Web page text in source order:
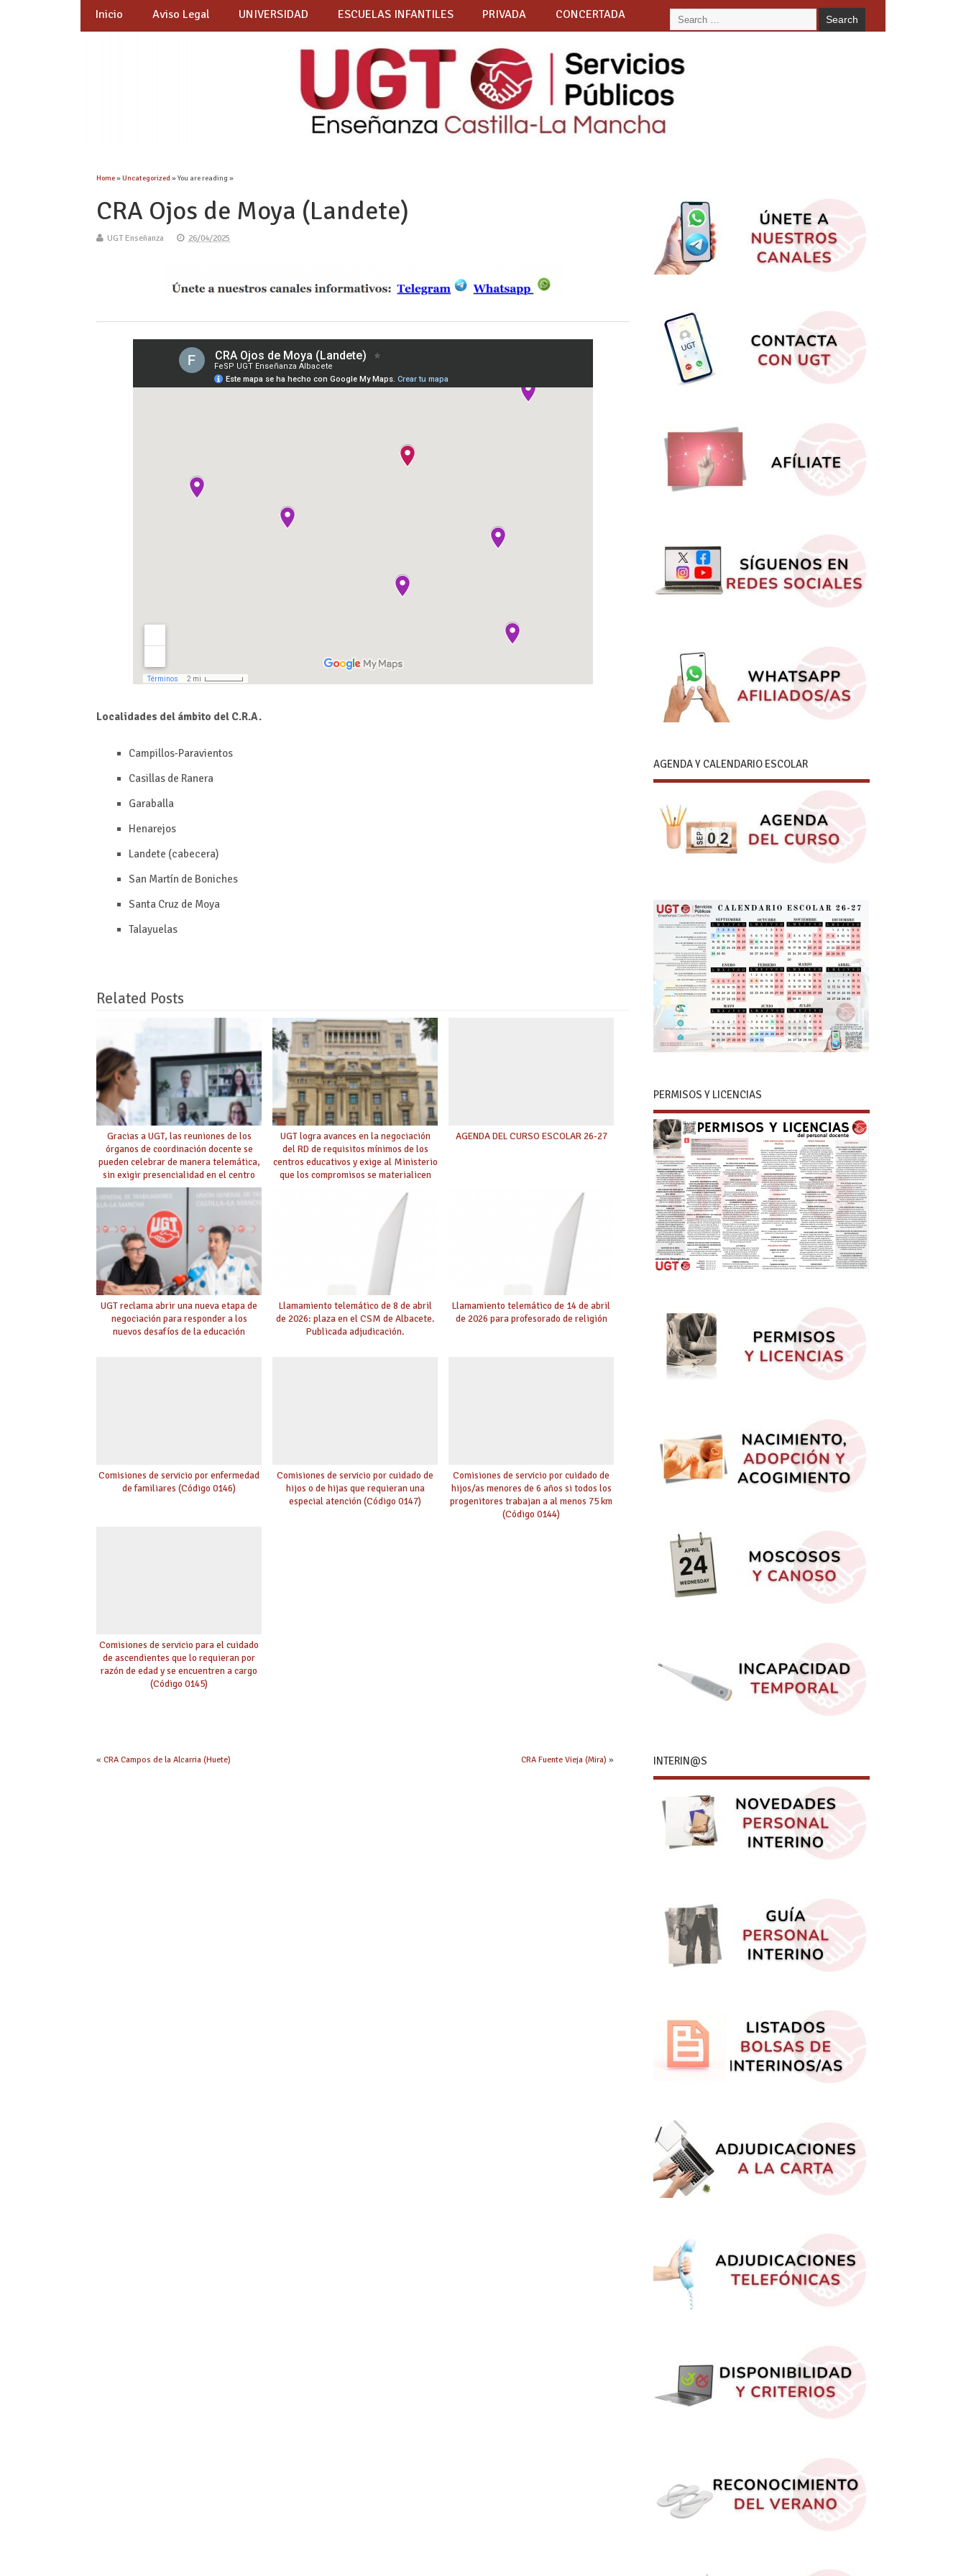
Inicio Aviso Legal UNIVERSIDAD ESCUELAS INFANTILES PRIVADA CONCERTADA
Home»Uncategorized » You are reading »
CRA Ojos de Moya (Landete)
UGT Enseñanza 26/04/2025
Localidades del ámbito del C.R.A.
Campillos-Paravientos
Casillas de Ranera
Garaballa
Henarejos
Landete (cabecera)
San Martín de Boniches
Santa Cruz de Moya
Talayuelas
Related Posts
Gracias a UGT, las reuniones de los
órganos de coordinación docente se
pueden celebrar de manera telemática,
sin exigir presencialidad en el centro
UGT logra avances en la negociación
del RD de requisitos mínimos de los
centros educativos y exige al Ministerio
que los compromisos se materialicen
AGENDA DEL CURSO ESCOLAR 26-27
UGT reclama abrir una nueva etapa de
negociación para responder a los
nuevos desafíos de la educación
Llamamiento telemático de 8 de abril
de 2026: plaza en el CSM de Albacete.
Publicada adjudicación.
Llamamiento telemático de 14 de abril
de 2026 para profesorado de religión
Comisiones de servicio por enfermedad
de familiares (Código 0146)
Comisiones de servicio por cuidado de
hijos o de hijas que requieran una
especial atención (Código 0147)
Comisiones de servicio por cuidado de
hijos/as menores de 6 años si todos los
progenitores trabajan a al menos 75 km
(Código 0144)
Comisiones de servicio para el cuidado
de ascendientes que lo requieran por
razón de edad y se encuentren a cargo
(Código 0145)
«CRA Campos de la Alcarria (Huete) CRA Fuente Vieja (Mira) »
AGENDA Y CALENDARIO ESCOLAR
PERMISOS Y LICENCIAS
INTERIN@S